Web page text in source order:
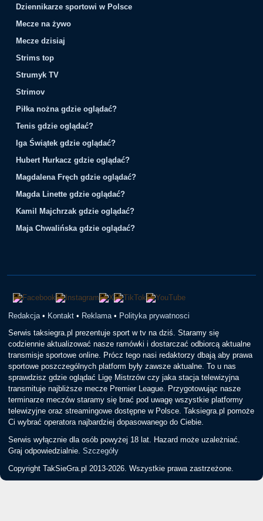
Dziennikarze sportowi w Polsce
Mecze na żywo
Mecze dzisiaj
Strims top
Strumyk TV
Strimov
Piłka nożna gdzie oglądać?
Tenis gdzie oglądać?
Iga Świątek gdzie oglądać?
Hubert Hurkacz gdzie oglądać?
Magdalena Fręch gdzie oglądać?
Magda Linette gdzie oglądać?
Kamil Majchrzak gdzie oglądać?
Maja Chwalińska gdzie oglądać?
Redakcja • Kontakt • Reklama • Polityka prywatnosci
Serwis taksiegra.pl prezentuje sport w tv na dziś. Staramy się
codziennie aktualizować nasze ramówki i dostarczać odbiorcą aktualne
transmisje sportowe online. Prócz tego nasi redaktorzy dbają aby prawa
sportowe poszczególnych platform były zawsze aktualne. To u nas
sprawdzisz gdzie oglądać Ligę Mistrzów czy jaka stacja telewizyjna
transmituje najbliższe mecze Premier League. Przygotowując nasze
terminarze meczów staramy się brać pod uwagę wszystkie platformy
telewizyjne oraz streamingowe dostępne w Polsce. Taksiegra.pl pomoże
Ci wybrać operatora najbardziej dopasowanego do Ciebie.
Serwis wyłącznie dla osób powyżej 18 lat. Hazard może uzależniać.
Graj odpowiedzialnie.Szczegóły
Copyright TakSieGra.pl 2013-2026. Wszystkie prawa zastrzeżone.